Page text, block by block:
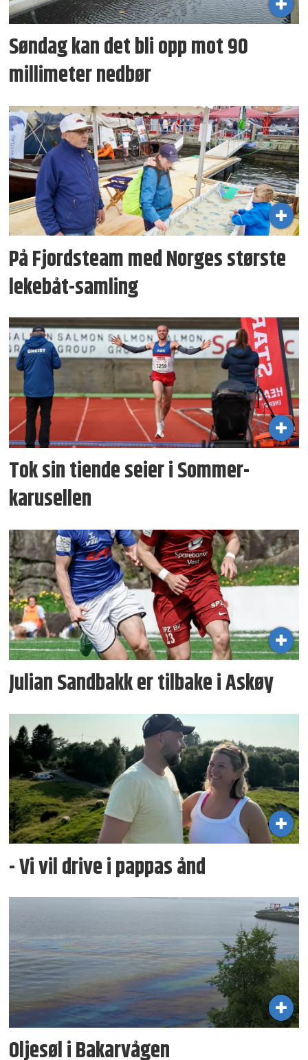
Søndag kan det bli opp mot 90
millimeter nedbør
På Fjordsteam med Norges største
lekebåt-samling
Tok sin tiende seier i Sommer­
karusellen
Julian Sandbakk er tilbake i Askøy
- Vi vil drive i pappas ånd
Oljesøl i Bakarvågen